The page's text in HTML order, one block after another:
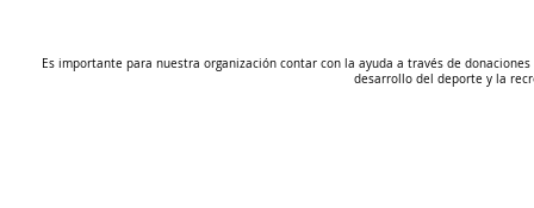
Es importante para nuestra organización contar con la ayuda a través de
desarrollo del deporte y la